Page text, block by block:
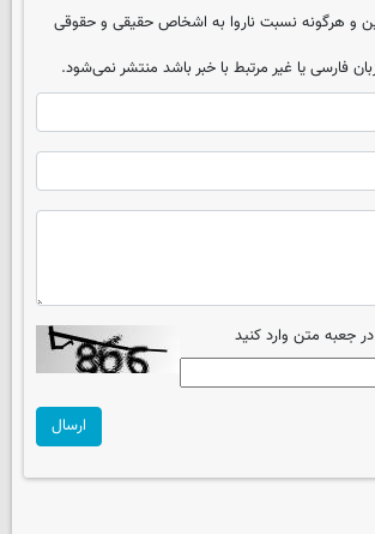
و هرگونه نسبت ناروا به اشخاص حقیقی و حقوقی
فارسی یا غیر مرتبط با خبر باشد منتشر نمی‌شود.
جعبه متن وارد کنید
ارسال